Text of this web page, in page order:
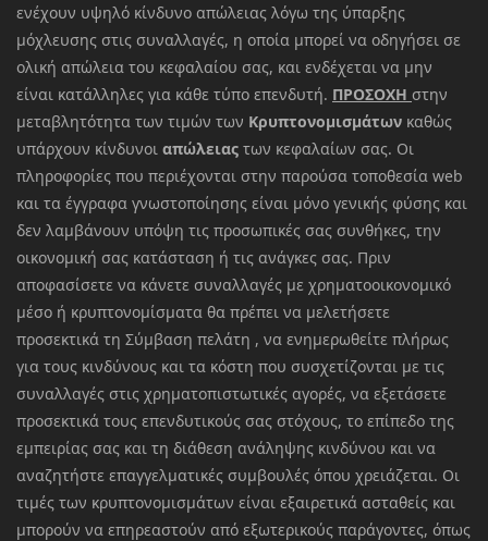
ενέχουν υψηλό κίνδυνο απώλειας λόγω της ύπαρξης
μόχλευσης στις συναλλαγές, η οποία μπορεί να οδηγήσει σε
ολική απώλεια του κεφαλαίου σας, και ενδέχεται να μην
είναι κατάλληλες για κάθε τύπο επενδυτή. ΠΡΟΣΟΧΗ στην
μεταβλητότητα των τιμών των Κρυπτονομισμάτων καθώς
υπάρχουν κίνδυνοι απώλειας των κεφαλαίων σας. Οι
πληροφορίες που περιέχονται στην παρούσα τοποθεσία web
και τα έγγραφα γνωστοποίησης είναι μόνο γενικής φύσης και
δεν λαμβάνουν υπόψη τις προσωπικές σας συνθήκες, την
οικονομική σας κατάσταση ή τις ανάγκες σας. Πριν
αποφασίσετε να κάνετε συναλλαγές με χρηματοοικονομικό
μέσο ή κρυπτονομίσματα θα πρέπει να μελετήσετε
προσεκτικά τη Σύμβαση πελάτη , να ενημερωθείτε πλήρως
για τους κινδύνους και τα κόστη που συσχετίζονται με τις
συναλλαγές στις χρηματοπιστωτικές αγορές, να εξετάσετε
προσεκτικά τους επενδυτικούς σας στόχους, το επίπεδο της
εμπειρίας σας και τη διάθεση ανάληψης κινδύνου και να
αναζητήστε επαγγελματικές συμβουλές όπου χρειάζεται. Οι
τιμές των κρυπτονομισμάτων είναι εξαιρετικά ασταθείς και
μπορούν να επηρεαστούν από εξωτερικούς παράγοντες, όπως